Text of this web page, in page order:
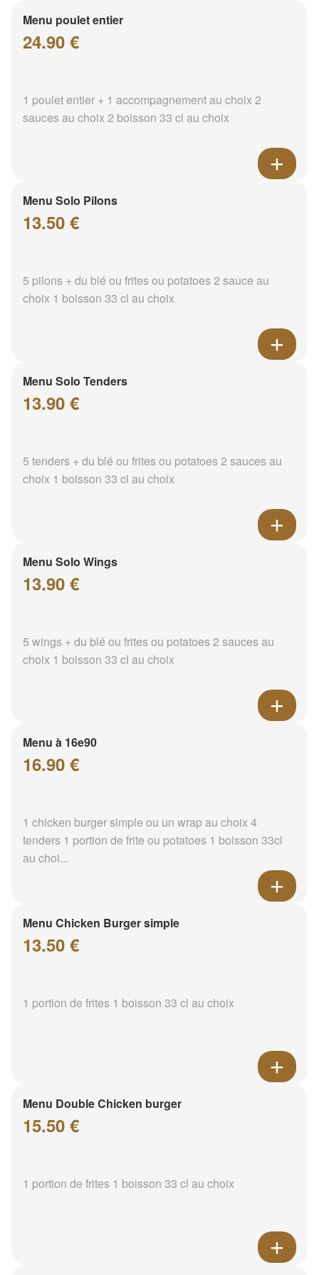
Menu poulet entier
24.90 €
1 poulet entier + 1 accompagnement au choix 2
sauces au choix 2 boisson 33 cl au choix
Menu Solo Pilons
13.50 €
5 pilons + du blé ou frites ou potatoes 2 sauce au
choix 1 boisson 33 cl au choix
Menu Solo Tenders
13.90 €
5 tenders + du blé ou frites ou potatoes 2 sauces au
choix 1 boisson 33 cl au choix
Menu Solo Wings
13.90 €
5 wings + du blé ou frites ou potatoes 2 sauces au
choix 1 boisson 33 cl au choix
Menu à 16e90
16.90 €
1 chicken burger simple ou un wrap au choix 4
tenders 1 portion de frite ou potatoes 1 boisson 33cl
au choi...
Menu Chicken Burger simple
13.50 €
1 portion de frites 1 boisson 33 cl au choix
Menu Double Chicken burger
15.50 €
1 portion de frites 1 boisson 33 cl au choix